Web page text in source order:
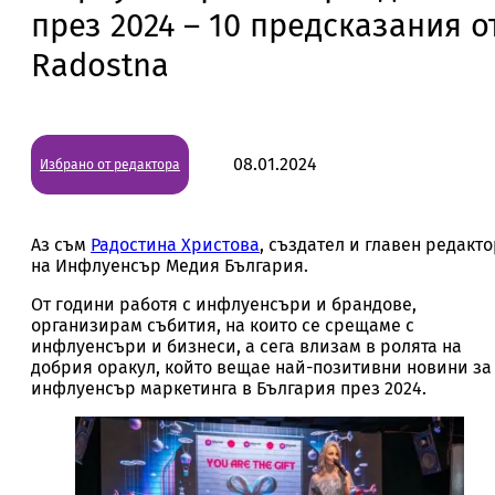
през 2024 – 10 предсказания
Radostna
Избрано от редактора 08.01.2024
Аз съм Радостина Христова, създател и главен
на Инфлуенсър Медия България.
От години работя с инфлуенсъри и брандове,
организирам събития, на които се срещаме с
инфлуенсъри и бизнеси, а сега влизам в ролята на
добрия оракул, който вещае най-позитивни новини за
инфлуенсър маркетинга в България през 2024.